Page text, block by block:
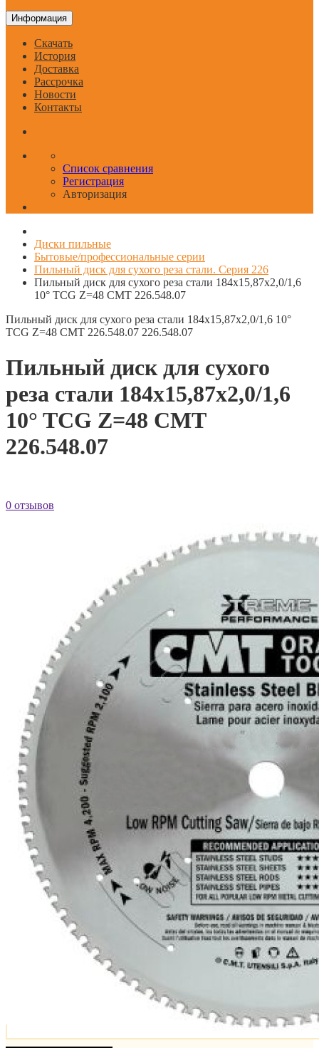
Информация
Скачать
История
Доставка
Рассрочка
Новости
Контакты
Список сравнения
Регистрация
Авторизация
Диски пильные
Бытовые/профессиональные серии
Пильный диск для сухого реза стали. Серия 226
Пильный диск для сухого реза стали 184x15,87x2,0/1,6
10° TCG Z=48 CMT 226.548.07
Пильный диск для сухого реза стали 184x15,87x2,0/1,6 10°
TCG Z=48 CMT 226.548.07 226.548.07
Пильный диск для сухого
реза стали 184x15,87x2,0/1,6
10° TCG Z=48 CMT
226.548.07
0 отзывов